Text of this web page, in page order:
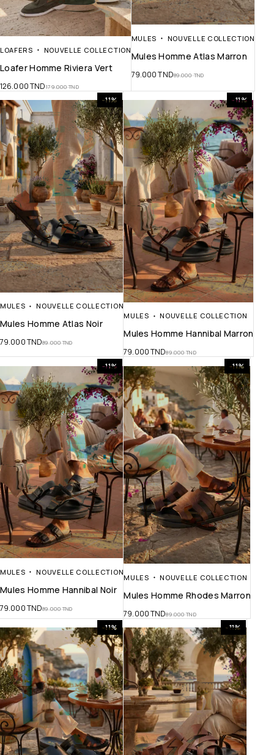
LOAFERS NOUVELLE COLLECTION
Loafer Homme Riviera Vert
179.000TND
126.000TND
MULES NOUVELLE COLLECTION
Mules Homme Atlas Marron
89.000TND
79.000TND
-11%
MULES NOUVELLE COLLECTION
Mules Homme Atlas Noir
89.000TND
79.000TND
-11%
MULES NOUVELLE COLLECTION
Mules Homme Hannibal Marron
89.000TND
79.000TND
-11%
MULES NOUVELLE COLLECTION
Mules Homme Hannibal Noir
89.000TND
79.000TND
-11%
MULES NOUVELLE COLLECTION
Mules Homme Rhodes Marron
89.000TND
79.000TND
-11% -11%